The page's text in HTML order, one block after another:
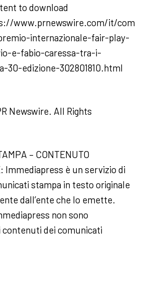
to download
www.prnewswire.com/it/com
internazionale-fair-play-
e-fabio-caressa-tra-i-
30-edizione-302801810.html
Newswire. All Rights
– CONTENUTO
Immediapress è un servizio di
stampa in testo originale
dall’ente che lo emette.
non sono
contenuti dei comunicati